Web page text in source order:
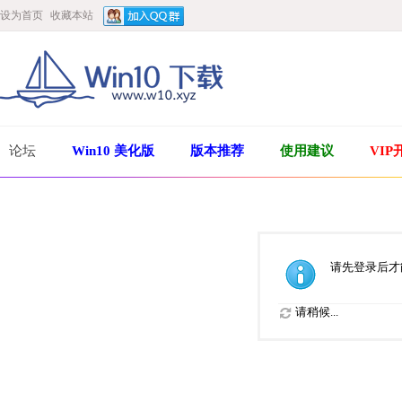
设为首页 收藏本站
论坛 Win10 美化版 版本推荐 使用建议 VIP
请先登录后
请稍候...